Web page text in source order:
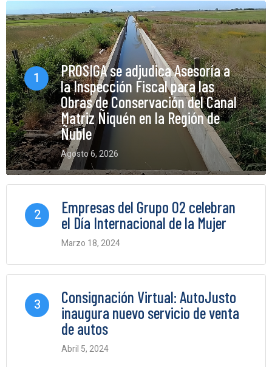
1
PROSIGA se adjudica Asesoría a
la Inspección Fiscal para las
Obras de Conservación del Canal
Matriz Ñiquén en la Región de
Ñuble
Agosto 6, 2026
0 Comments
2
Empresas del Grupo O2 celebran
el Día Internacional de la Mujer
Marzo 18, 2024
3
Consignación Virtual: AutoJusto
inaugura nuevo servicio de venta
de autos
Abril 5, 2024